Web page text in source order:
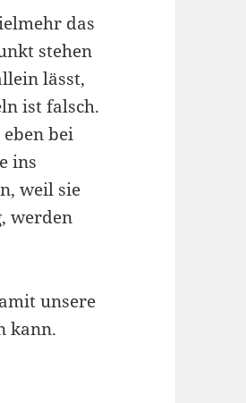
das
stehen
lässt,
ist falsch.
bei
ins
weil sie
werden
unsere
kann.